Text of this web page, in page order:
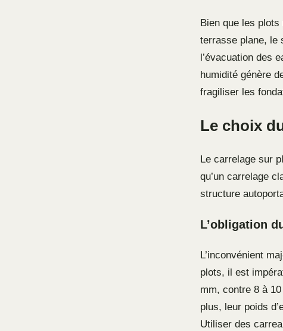
Bien que les
terrasse plane, le
l’évacuation des
humidité génère
fragiliser les
Le choix
Le carrelage sur
qu’un carrelage
structure
L’obligation
L’inconvénient
plots, il est
mm, contre 8 à
plus, leur poids
Utiliser des